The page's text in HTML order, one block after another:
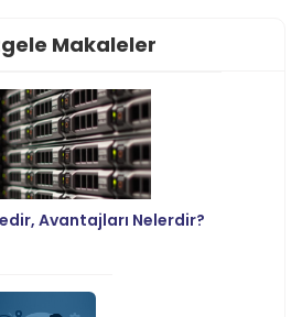
Makaleler
Avantajları Nelerdir?